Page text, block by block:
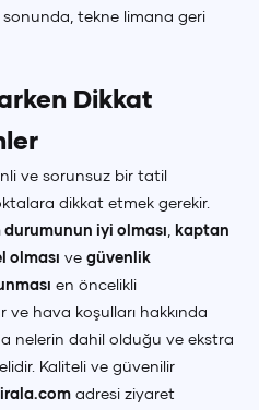
242 50 50
242 50 50
sonunda, tekne limana geri
Dikkat
ve sorunsuz bir tatil
dikkat etmek gerekir.
durumunun iyi olması kaptan
olması vegüvenlik
en öncelikli
ve hava koşulları hakkında
nelerin dahil olduğu ve ekstra
Kaliteli ve güvenilir
adresi ziyaret
242 50 50